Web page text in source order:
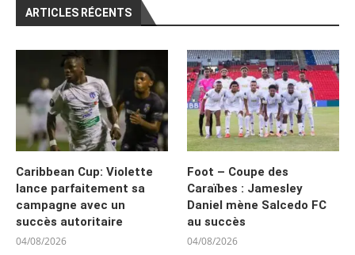
ARTICLES RÉCENTS
Caribbean Cup: Violette
lance parfaitement sa
campagne avec un
succès autoritaire
04/08/2026
Foot – Coupe des
Caraïbes : Jamesley
Daniel mène Salcedo FC
au succès
04/08/2026